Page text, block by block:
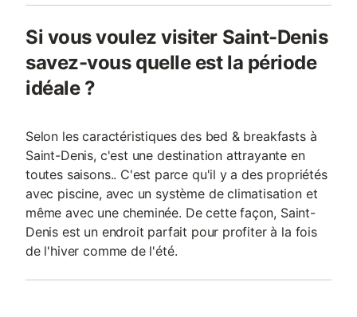
Si vous voulez visiter Saint-Denis
savez-vous quelle est la période
idéale ?
Selon les caractéristiques des bed & breakfasts à
Saint-Denis, c'est une destination attrayante en
toutes saisons.. C'est parce qu'il y a des propriétés
avec piscine, avec un système de climatisation et
même avec une cheminée. De cette façon, Saint-
Denis est un endroit parfait pour profiter à la fois
de l'hiver comme de l'été.